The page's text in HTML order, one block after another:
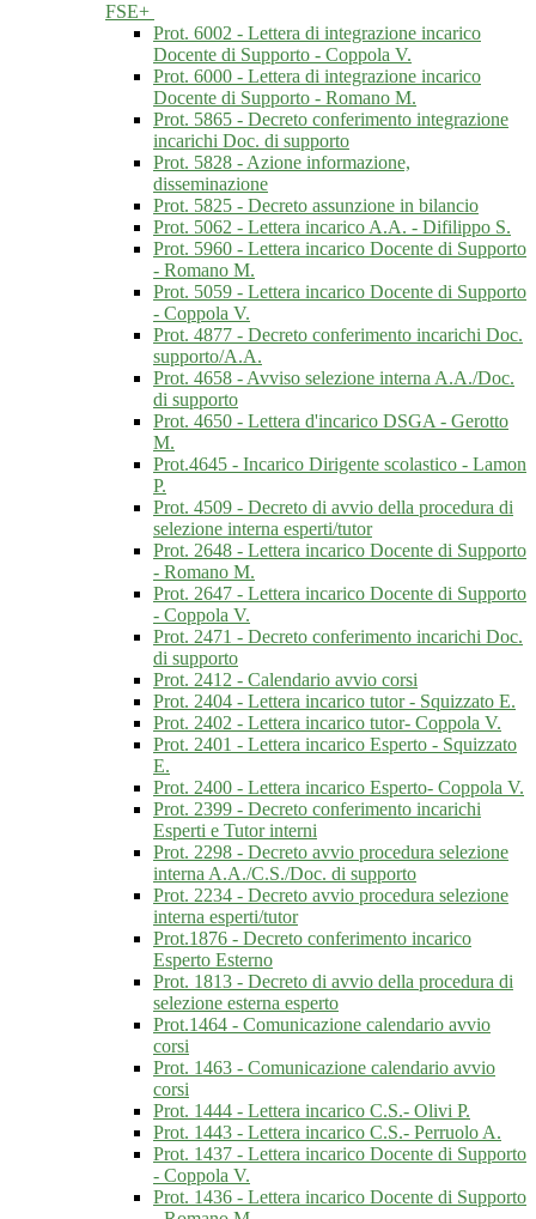
FSE+
Prot. 6002 - Lettera di integrazione incarico
Docente di Supporto - Coppola V.
Prot. 6000 - Lettera di integrazione incarico
Docente di Supporto - Romano M.
Prot. 5865 - Decreto conferimento integrazione
incarichi Doc. di supporto
Prot. 5828 - Azione informazione,
disseminazione
Prot. 5825 - Decreto assunzione in bilancio
Prot. 5062 - Lettera incarico A.A. - Difilippo S.
Prot. 5960 - Lettera incarico Docente di Supporto
- Romano M.
Prot. 5059 - Lettera incarico Docente di Supporto
- Coppola V.
Prot. 4877 - Decreto conferimento incarichi Doc.
supporto/A.A.
Prot. 4658 - Avviso selezione interna A.A./Doc.
di supporto
Prot. 4650 - Lettera d'incarico DSGA - Gerotto
M.
Prot.4645 - Incarico Dirigente scolastico - Lamon
P.
Prot. 4509 - Decreto di avvio della procedura di
selezione interna esperti/tutor
Prot. 2648 - Lettera incarico Docente di Supporto
- Romano M.
Prot. 2647 - Lettera incarico Docente di Supporto
- Coppola V.
Prot. 2471 - Decreto conferimento incarichi Doc.
di supporto
Prot. 2412 - Calendario avvio corsi
Prot. 2404 - Lettera incarico tutor - Squizzato E.
Prot. 2402 - Lettera incarico tutor- Coppola V.
Prot. 2401 - Lettera incarico Esperto - Squizzato
E.
Prot. 2400 - Lettera incarico Esperto- Coppola V.
Prot. 2399 - Decreto conferimento incarichi
Esperti e Tutor interni
Prot. 2298 - Decreto avvio procedura selezione
interna A.A./C.S./Doc. di supporto
Prot. 2234 - Decreto avvio procedura selezione
interna esperti/tutor
Prot.1876 - Decreto conferimento incarico
Esperto Esterno
Prot. 1813 - Decreto di avvio della procedura di
selezione esterna esperto
Prot.1464 - Comunicazione calendario avvio
corsi
Prot. 1463 - Comunicazione calendario avvio
corsi
Prot. 1444 - Lettera incarico C.S.- Olivi P.
Prot. 1443 - Lettera incarico C.S.- Perruolo A.
Prot. 1437 - Lettera incarico Docente di Supporto
- Coppola V.
Prot. 1436 - Lettera incarico Docente di Supporto